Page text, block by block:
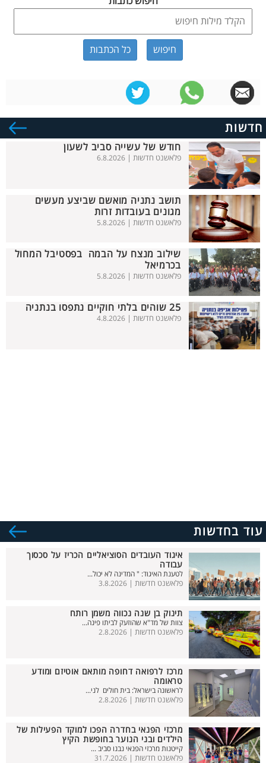
כל הכתבות
חדשות
חודש של עשייה סביב לשעון
פלאשנט חדשות | 6.8.2026
תושב נתניה מואשם שביצע מעשים
מגונים בעובדות זרות
פלאשנט חדשות | 5.8.2026
שילוב מנצח על הבמה בפסטיבל המחול
בכרמיאל
פלאשנט חדשות | 5.8.2026
25 שוהים בלתי חוקיים נתפסו בנתניה
פלאשנט חדשות | 4.8.2026
עוד בחדשות
איגוד העובדים הסוציאליים הכריז על סכסוך
עבודה
לטענת האיגוד: " המדינה לא יכול...
פלאשנט חדשות | 3.8.2026
תינוק בן שנה נכווה משמן רותח
צוות של מד"א שהוזעק לביתו פינה...
פלאשנט חדשות | 2.8.2026
מרכז לרפואה דחופה מותאם אוטיזם ומודע
טראומה
לראשונה בישראל: בית חולים לני...
פלאשנט חדשות | 2.8.2026
מרכזי הפנאי בחדרה הפכו למוקד הפעילות של
הילדים ובני הנוער בחופשת הקיץ
קייטנות מרכזי הפנאי נבנו סביב ...
פלאשנט חדשות | 31.7.2026